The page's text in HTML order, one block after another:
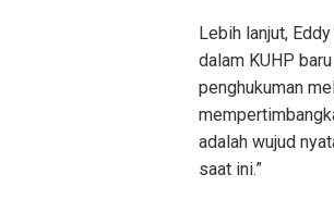
Lebih lanjut,
dalam KUHP
penghukuman
adalah wujud
saat ini.”